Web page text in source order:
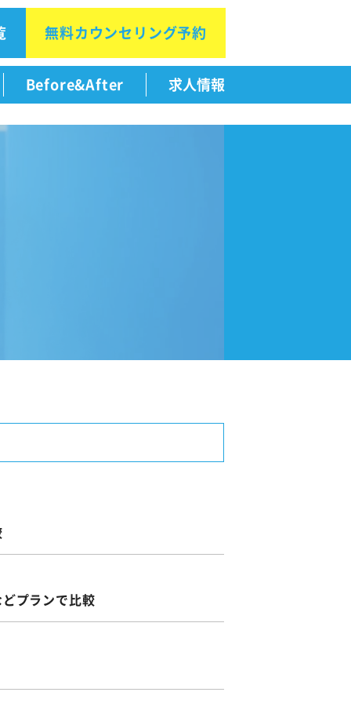
無料カウンセリング予約
Before&After 求人情報
プランで比較